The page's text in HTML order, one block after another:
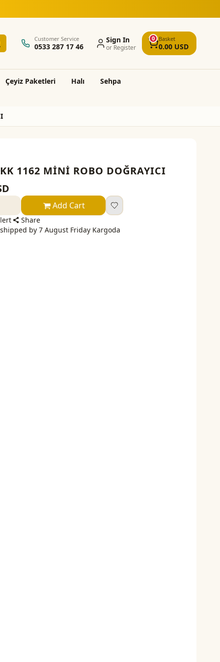
Customer Service
0533 287 17 46
Sign In
or Register
0 Basket
0.00USD
Çeyi̇z Paketleri̇ Halı Sehpa
1162 MİNİ ROBO DOĞRAYICI
Add Cart
Share
by 7 August Friday Kargoda